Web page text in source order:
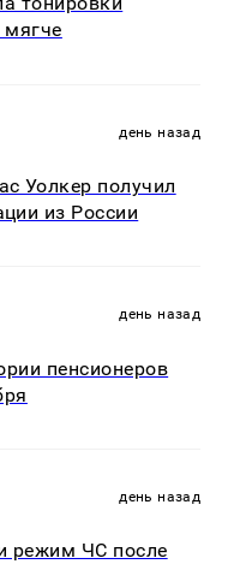
мягче
день назад
Уолкер получил
из России
день назад
пенсионеров
день назад
режим ЧС после